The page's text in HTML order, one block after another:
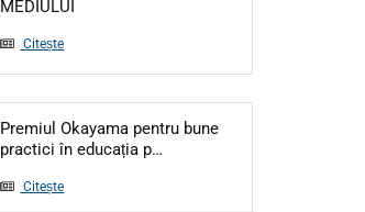
MEDIULUI
Citește
Premiul Okayama pentru bune
practici în educația p…
Citește